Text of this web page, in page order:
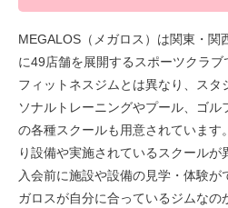
MEGALOS（メガロス）は関東・関
に49店舗を展開するスポーツクラブ
フィットネスジムとは異なり、スタ
ソナルトレーニングやプール、ゴル
の各種スクールも用意されています
り設備や実施されているスクールが
入会前に施設や設備の見学・体験が
ガロスが自分に合っているジムなの